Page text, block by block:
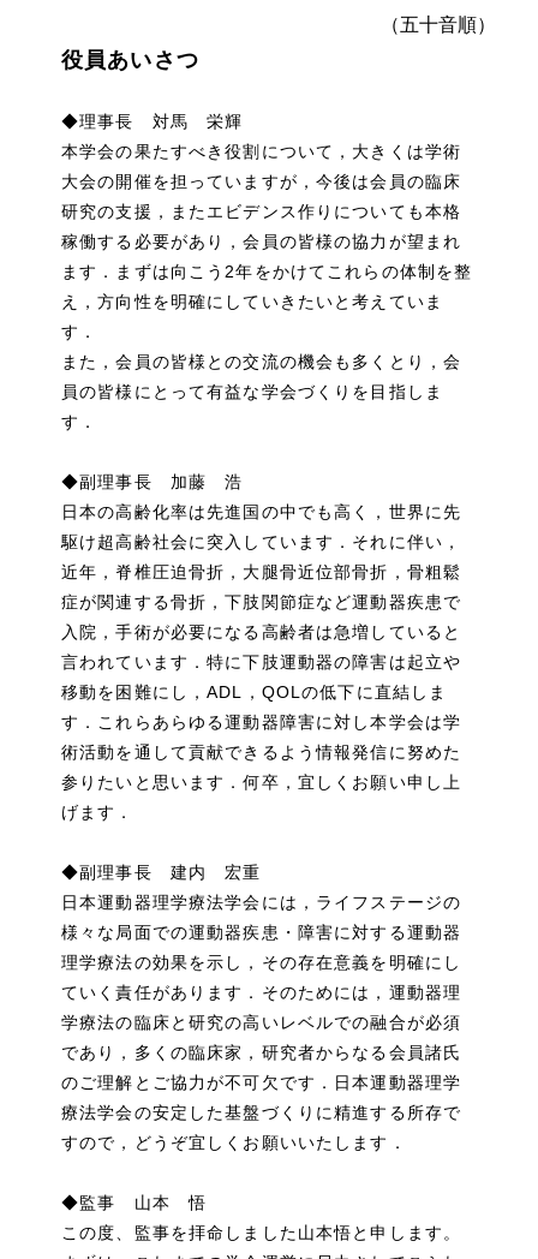
（五十音順）
役員あいさつ
◆理事長 対馬 栄輝
本学会の果たすべき役割について，大きくは学術
大会の開催を担っていますが，今後は会員の臨床
研究の支援，またエビデンス作りについても本格
稼働する必要があり，会員の皆様の協力が望まれ
ます．まずは向こう2年をかけてこれらの体制を整
え，方向性を明確にしていきたいと考えていま
す．
また，会員の皆様との交流の機会も多くとり，会
員の皆様にとって有益な学会づくりを目指しま
す．
◆副理事長 加藤 浩
日本の高齢化率は先進国の中でも高く，世界に先
駆け超高齢社会に突入しています．それに伴い，
近年，脊椎圧迫骨折，大腿骨近位部骨折，骨粗鬆
症が関連する骨折，下肢関節症など運動器疾患で
入院，手術が必要になる高齢者は急増していると
言われています．特に下肢運動器の障害は起立や
移動を困難にし，ADL，QOLの低下に直結しま
す．これらあらゆる運動器障害に対し本学会は学
術活動を通して貢献できるよう情報発信に努めた
参りたいと思います．何卒，宜しくお願い申し上
げます．
◆副理事長 建内 宏重
日本運動器理学療法学会には，ライフステージの
様々な局面での運動器疾患・障害に対する運動器
理学療法の効果を示し，その存在意義を明確にし
ていく責任があります．そのためには，運動器理
学療法の臨床と研究の高いレベルでの融合が必須
であり，多くの臨床家，研究者からなる会員諸氏
のご理解とご協力が不可欠です．日本運動器理学
療法学会の安定した基盤づくりに精進する所存で
すので，どうぞ宜しくお願いいたします．
◆監事 山本 悟
この度、監事を拝命しました山本悟と申します。